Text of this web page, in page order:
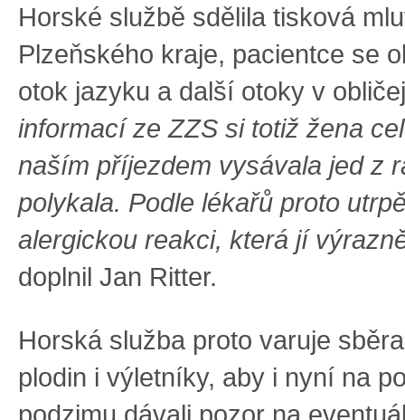
Horské službě sdělila tisková
Plzeňského kraje, pacientce se
otok jazyku a další otoky v
informací ze ZZS si totiž žena
naším příjezdem vysávala jed z
polykala. Podle lékařů proto
alergickou reakci, která jí
doplnil Jan Ritter.
Horská služba proto varuje
plodin i výletníky, aby i nyní na